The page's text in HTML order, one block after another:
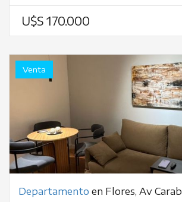
U$S 170.000
Venta
Departamento en Flores, Av